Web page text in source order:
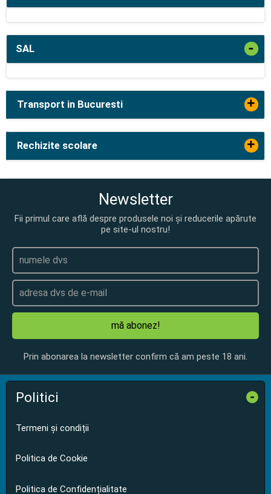
SAL -
Transport in Bucuresti +
Rechizite scolare +
Newsletter
Fii primul care află despre produsele noi și reducerile apărute
pe site-ul nostru!
mă abonez!
Prin abonarea la newsletter confirm că am peste 18 ani.
Politici -
Termeni și condiții
Politica de Cookie
Politica de Confidențialitate